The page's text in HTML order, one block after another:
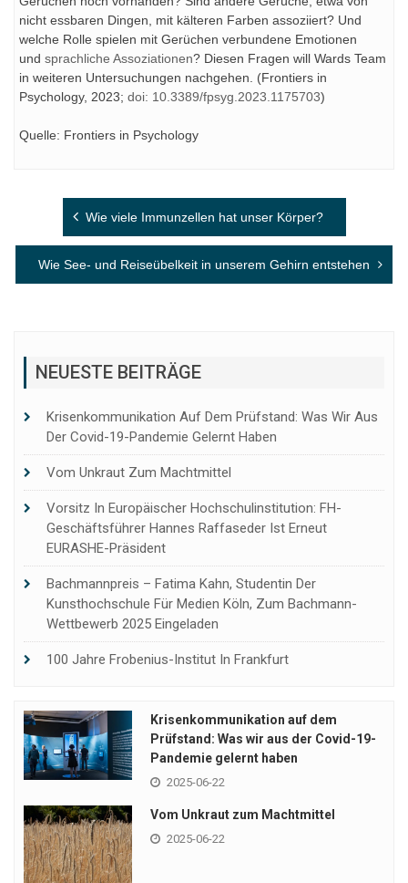
nicht essbaren Dingen, mit kälteren Farben assoziiert? Und
welche Rolle spielen mit Gerüchen verbundene Emotionen
und sprachliche Assoziationen? Diesen Fragen will Wards Team
in weiteren Untersuchungen nachgehen. (Frontiers in
Psychology, 2023; doi: 10.3389/fpsyg.2023.1175703)
Quelle: Frontiers in Psychology
Beitragsnavigation
Wie viele Immunzellen hat unser Körper?
Wie See- und Reiseübelkeit in unserem Gehirn entstehen
NEUESTE BEITRÄGE
Krisenkommunikation Auf Dem Prüfstand: Was Wir Aus
Der Covid-19-Pandemie Gelernt Haben
Vom Unkraut Zum Machtmittel
Vorsitz In Europäischer Hochschulinstitution: FH-
Geschäftsführer Hannes Raffaseder Ist Erneut
EURASHE-Präsident
Bachmannpreis – Fatima Kahn, Studentin Der
Kunsthochschule Für Medien Köln, Zum Bachmann-
Wettbewerb 2025 Eingeladen
100 Jahre Frobenius-Institut In Frankfurt
Krisenkommunikation auf dem
Prüfstand: Was wir aus der Covid-19-
Pandemie gelernt haben
2025-06-22
Vom Unkraut zum Machtmittel
2025-06-22